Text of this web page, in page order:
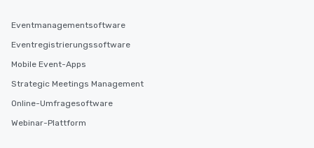
Eventmanagementsoftware
Eventregistrierungssoftware
Mobile Event-Apps
Strategic Meetings Management
Online-Umfragesoftware
Webinar-Plattform